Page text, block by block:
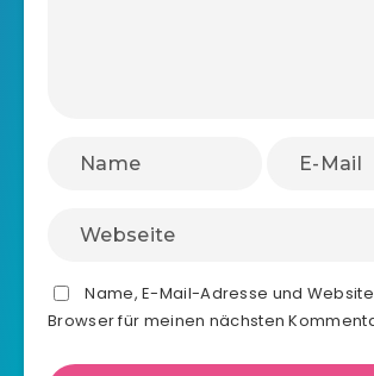
Name, E-Mail-Adresse und
Browser für meinen nächsten